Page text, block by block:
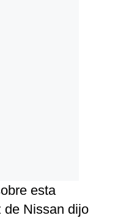
esta
de Nissan dijo